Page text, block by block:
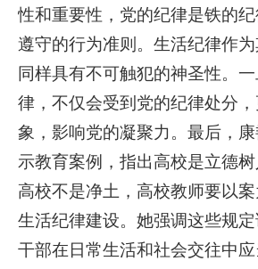
性和重要性，党的纪律是铁的
遵守的行为准则。生活纪律作为
同样具有不可触犯的神圣性。
律，不仅会受到党的纪律处分
象，影响党的凝聚力。最后，
示教育案例，指出高校是立德树
高校不是净土，高校教师要以
生活纪律建设。她强调这些规
干部在日常生活和社会交往中